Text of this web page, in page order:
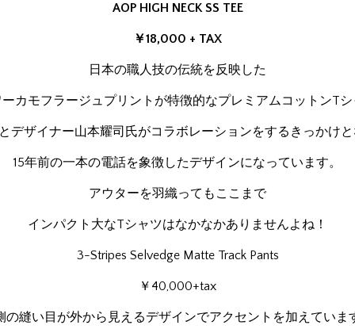
AOP HIGH NECK SS TEE
￥18,000 + TAX
日本の職人技の伝統を反映した
カモフラージュプリントが特徴的なプレミアムコットンTシ
デザイナー山本耀司氏がコラボレーションをするきっかけ
15年前の一本の電話を象徴したデザインになっています。
アウターを羽織ってもここまで
インパクト大なTシャツはなかなかありませんよね！
3-Stripes Selvedge Matte Track Pants
￥40,000+tax
の縫い目が外から見えるデザインでアクセントを加えていま